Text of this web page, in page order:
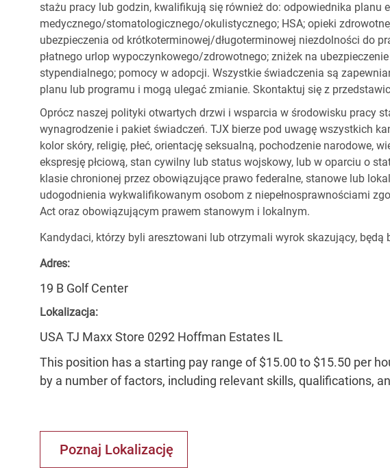
stażu pracy lub godzin, kwalifikują się również do: odpowiednika planu
medycznego/stomatologicznego/okulistycznego; HSA; opieki
ubezpieczenia od krótkoterminowej/długoterminowej niezdolności do
płatnego urlop wypoczynkowego/zdrowotnego; zniżek na
stypendialnego; pomocy w adopcji. Wszystkie świadczenia są
planu lub programu i mogą ulegać zmianie. Skontaktuj się z
Oprócz naszej polityki otwartych drzwi i wsparcia w środowisku pracy
wynagrodzenie i pakiet świadczeń. TJX bierze pod uwagę wszystkich
kolor skóry, religię, płeć, orientację seksualną, pochodzenie narodowe,
ekspresję płciową, stan cywilny lub status wojskowy, lub w oparciu o
klasie chronionej przez obowiązujące prawo federalne, stanowe lub
udogodnienia wykwalifikowanym osobom z niepełnosprawnościami
Act oraz obowiązującym prawem stanowym i lokalnym.
Kandydaci, którzy byli aresztowani lub otrzymali wyrok skazujący, będą
Adres:
19 B Golf Center
Lokalizacja:
USA TJ Maxx Store 0292 Hoffman Estates IL
This position has a starting pay range of $15.00 to $15.50 per
by a number of factors, including relevant skills, qualifications,
Poznaj Lokalizację